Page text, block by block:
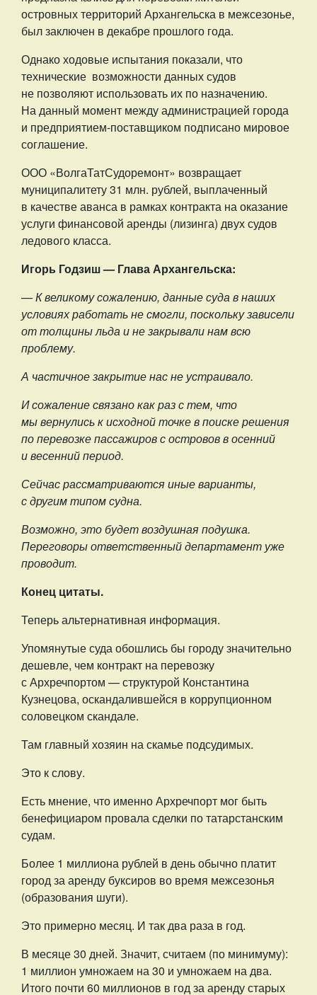
островных территорий Архангельска в межсезонье,
был заключен в декабре прошлого года.
Однако ходовые испытания показали, что
технические возможности данных судов
не позволяют использовать их по назначению.
На данный момент между администрацией города
и предприятием-поставщиком подписано мировое
соглашение.
ООО «ВолгаТатСудоремонт» возвращает
муниципалитету 31 млн. рублей, выплаченный
в качестве аванса в рамках контракта на оказание
услуги финансовой аренды (лизинга) двух судов
ледового класса.
Игорь Годзиш — Глава Архангельска:
— К великому сожалению, данные суда в наших
условиях работать не смогли, поскольку зависели
от толщины льда и не закрывали нам всю
проблему.
А частичное закрытие нас не устраивало.
И сожаление связано как раз с тем, что
мы вернулись к исходной точке в поиске решения
по перевозке пассажиров с островов в осенний
и весенний период.
Сейчас рассматриваются иные варианты,
с другим типом судна.
Возможно, это будет воздушная подушка.
Переговоры ответственный департамент уже
проводит.
Конец цитаты.
Теперь альтернативная информация.
Упомянутые суда обошлись бы городу значительно
дешевле, чем контракт на перевозку
с Архречпортом — структурой Константина
Кузнецова, оскандалившейся в коррупционном
соловецком скандале.
Там главный хозяин на скамье подсудимых.
Это к слову.
Есть мнение, что именно Архречпорт мог быть
бенефициаром провала сделки по татарстанским
судам.
Более 1 миллиона рублей в день обычно платит
город за аренду буксиров во время межсезонья
(образования шуги).
Это примерно месяц. И так два раза в год.
В месяце 30 дней. Значит, считаем (по минимуму):
1 миллион умножаем на 30 и умножаем на два.
Итого почти 60 миллионов в год за аренду старых